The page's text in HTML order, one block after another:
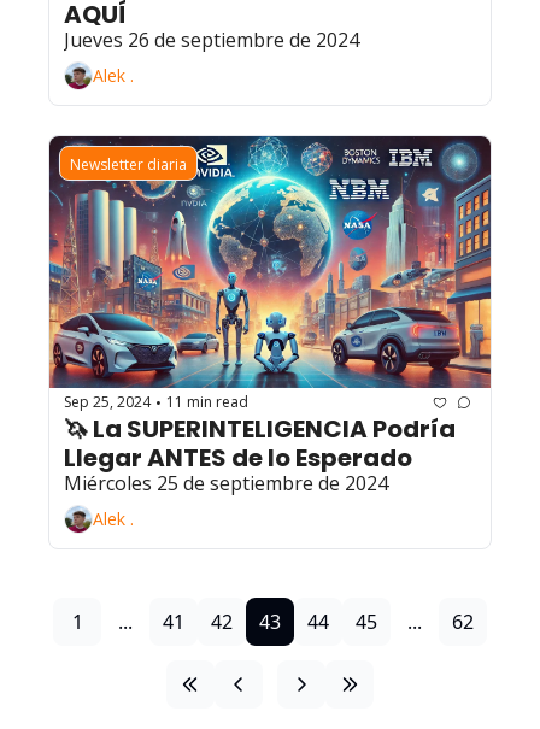
Jueves 26 de septiembre de 2024
Alek .
Newsletter diaria
Sep 25, 2024 • 11 min read
🦄 La SUPERINTELIGENCIA Podría
Llegar ANTES de lo Esperado
Miércoles 25 de septiembre de 2024
Alek .
1 ... 41 42 43 44 45 ... 62